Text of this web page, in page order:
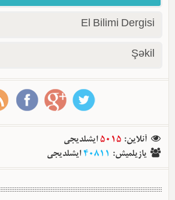
El Bilimi Dergisi
Şəkil
آنلاین:
5015ایشلدیجی
یازیلمیش:
40811ایشلدیجی